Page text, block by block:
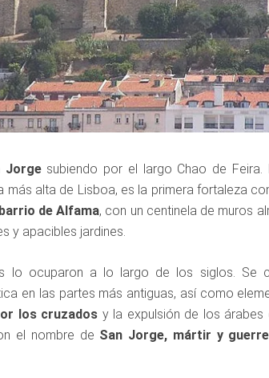
Jorgesubiendo por el largo Chao de Feira.
más alta de Lisboa, es la primera fortaleza
de Alfama, con un centinela de muros
y apacibles jardines.
lo ocuparon a lo largo de los siglos. Se
en las partes más antiguas, así como
los cruzados y la expulsión de los árabes
el nombre de San Jorge, mártir y